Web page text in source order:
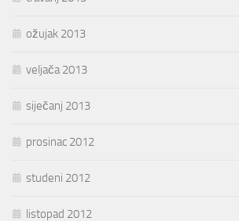
ožujak 2013
veljača 2013
siječanj 2013
prosinac 2012
studeni 2012
listopad 2012